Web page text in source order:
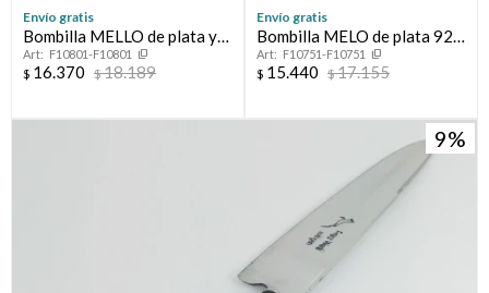
Envío gratis
Bombilla MELLO de plata y
oro 18 ktes.
F10801-F10801
$ 16.370 $18.189
Envío gratis
Bombilla MELO de plata 925
y oro 18 ktes.
F10751-F10751
$ 15.440 $17.155
9